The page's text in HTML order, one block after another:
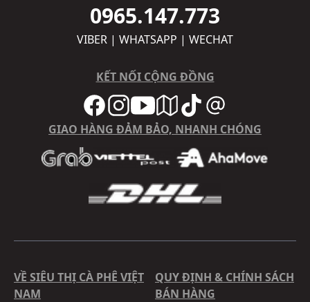
0965.147.773
VIBER | WHATSAPP | WECHAT
KẾT NỐI CỘNG ĐỒNG
GIAO HÀNG ĐẢM BẢO, NHANH CHÓNG
VỀ SIÊU THỊ CÀ PHÊ VIỆT
NAM
QUY ĐỊNH & CHÍNH SÁCH
BÁN HÀNG